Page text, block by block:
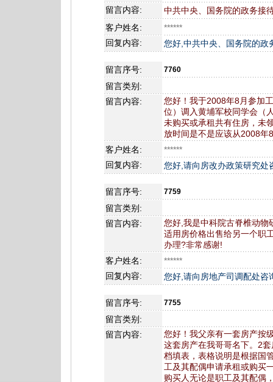
留言内容:
中共中央、国务院的政务接
客户姓名:
******
回复内容:
您好,中共中央、国务院的
留言序号: 7760
留言类别:
留言内容:
您好！我于2008年8月参加
位）调入黄埔军校同学会（
未购买或承租共有住房，未
放时间是不是应该从2008
客户姓名:
******
回复内容:
您好,请向房改办政策研究
留言序号: 7759
留言类别:
留言内容:
您好,我是中科院古脊椎动物
适用房价格出售给另一个职
办理?非常感谢!
客户姓名:
******
回复内容:
您好,请向房地产司调配处
留言序号: 7755
留言类别:
留言内容:
您好！我父亲有一套房产按
这套房产在我哥哥名下。2
档填表，表格说明是根据国
工及其配偶申请承租或购买
购买人无论是职工及其配